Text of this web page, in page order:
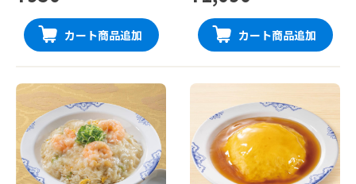
カート商品追加 カート商品追加